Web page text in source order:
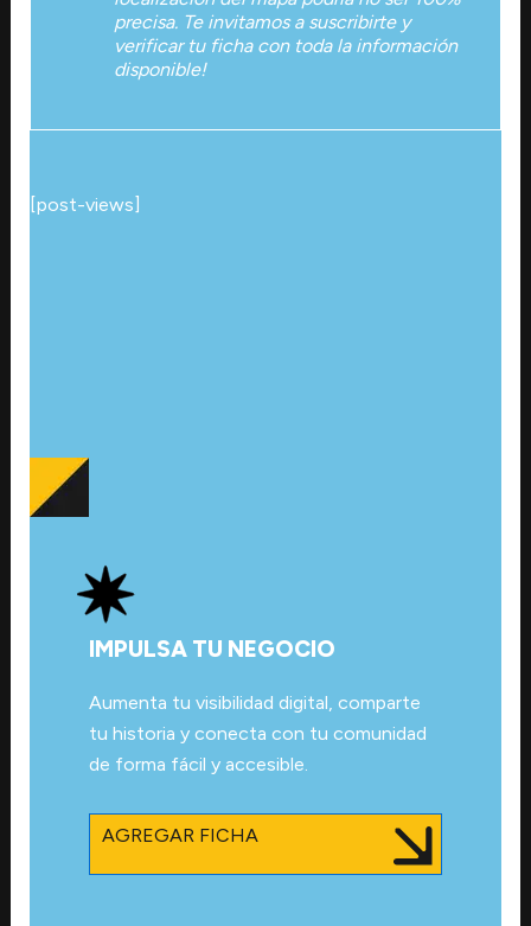
precisa. Te invitamos a suscribirte y
verificar tu ficha con toda la información
disponible!
[post-views]
IMPULSA TU NEGOCIO
Aumenta tu visibilidad digital, comparte
tu historia y conecta con tu comunidad
de forma fácil y accesible.
AGREGAR FICHA